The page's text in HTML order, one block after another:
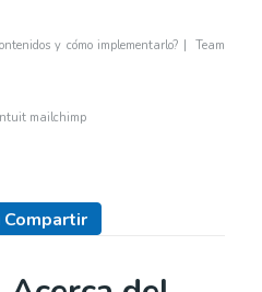
y cómo implementarlo? | Team
mailchimp
Compartir